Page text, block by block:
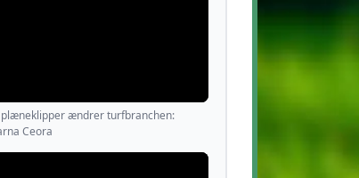
plæneklipper ændrer turfbranchen:
Ceora